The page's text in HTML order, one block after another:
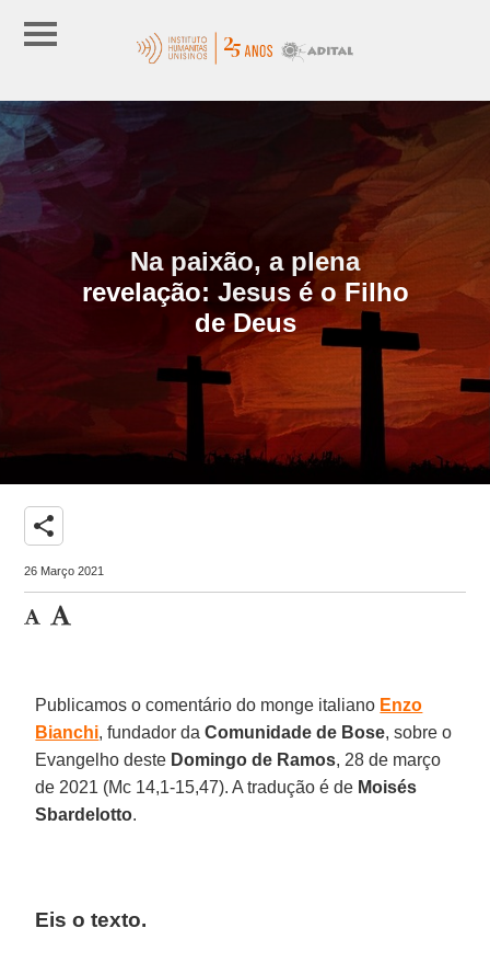
Na paixão, a plena
revelação: Jesus é o Filho
de Deus
share
26 Março 2021
Publicamos o comentário do monge italiano Enzo
Bianchi, fundador daComunidade de Bose, sobre o
Evangelho deste Domingo de Ramos, 28 de março
de 2021 (Mc 14,1-15,47). A tradução é de Moisés
Sbardelotto.
Eis o texto.